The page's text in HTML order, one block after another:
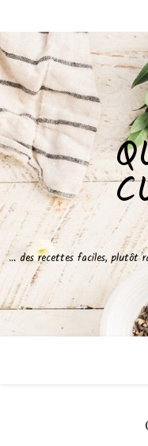
… des recettes faciles, plutôt